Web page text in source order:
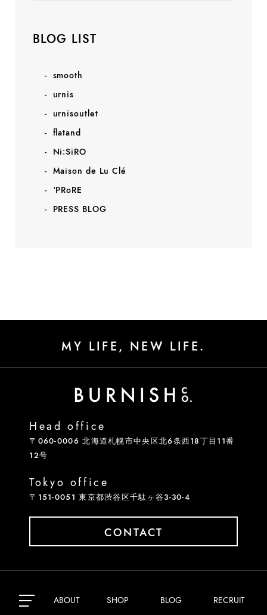
ABOUT SHOP BLOG RECRUIT
BLOG LIST
smooth
urnis
urnisoutlet
flatand
Ni:SiRO
Maison de Lu Clé
‘PRoRE
PRESS BLOG
MY LIFE, NEW LIFE.
関連会社 GABOT ICETACHE
Head office
〒060-0006 北海道札幌市中央区北6条西18丁目11番
12号
Tokyo office
〒151-0051 東京都渋谷区千駄ヶ谷3-30-4
CONTACT